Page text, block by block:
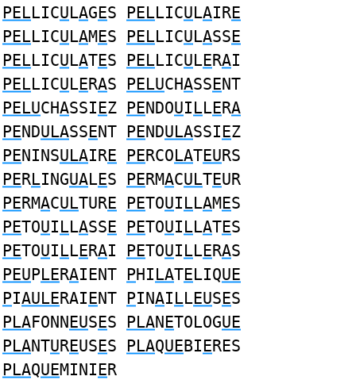
PELLICULAGES PELLICULAIRE
PELLICULAMES PELLICULASSE
PELLICULATES PELLICULERAI
PELLICULERAS PELUCHASSENT
PELUCHASSIEZ PENDOUILLERA
PENDULASSENT PENDULASSIEZ
PENINSULAIRE PERCOLATEURS
PERLINGUALES PERMACULTEUR
PERMACULTURE PETOUILLAMES
PETOUILLASSE PETOUILLATES
PETOUILLERAI PETOUILLERAS
PEUPLERAIENT PHILATELIQUE
PIAULERAIENT PINAILLEUSES
PLAFONNEUSES PLANETOLOGUE
PLANTUREUSES PLAQUEBIERES
PLAQUEMINIER